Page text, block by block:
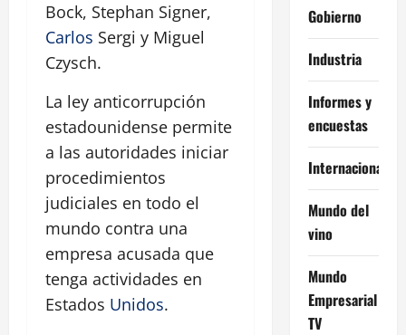
Bock, Stephan Signer,
Carlos Sergi y Miguel
Czysch.
La ley anticorrupción
estadounidense permite
a las autoridades iniciar
procedimientos
judiciales en todo el
mundo contra una
empresa acusada que
tenga actividades en
Estados Unidos.
Gobierno
Industria
Informes y
encuestas
Internacional
Mundo del
vino
Mundo
Empresarial
TV